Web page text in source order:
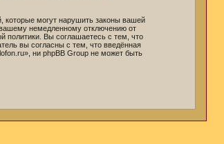
которые могут нарушить законы вашей
немедленному отключению от
политики. Вы соглашаетесь с тем, что
вы согласны с тем, что введённая
ни phpBB Group не может быть